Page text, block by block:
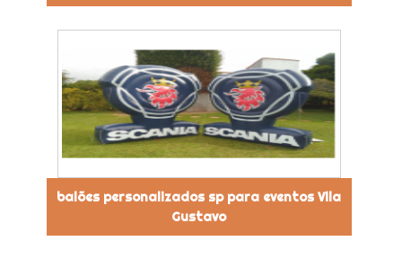
balões personalizados sp para eventos Vila
Gustavo